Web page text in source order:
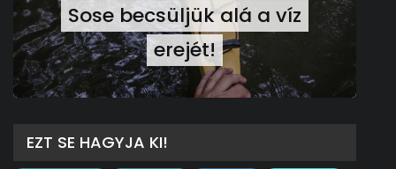
Sose becsüljük alá a víz
erejét!
EZT SE HAGYJA KI!